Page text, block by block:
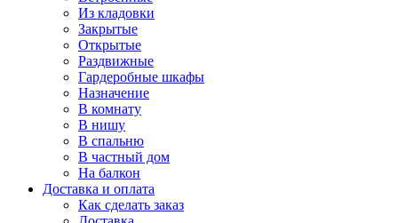
Из кладовки
Закрытые
Открытые
Раздвижные
Гардеробные шкафы
Назначение
В комнату
В нишу
В спальню
В частный дом
На балкон
Доставка и оплата
Как сделать заказ